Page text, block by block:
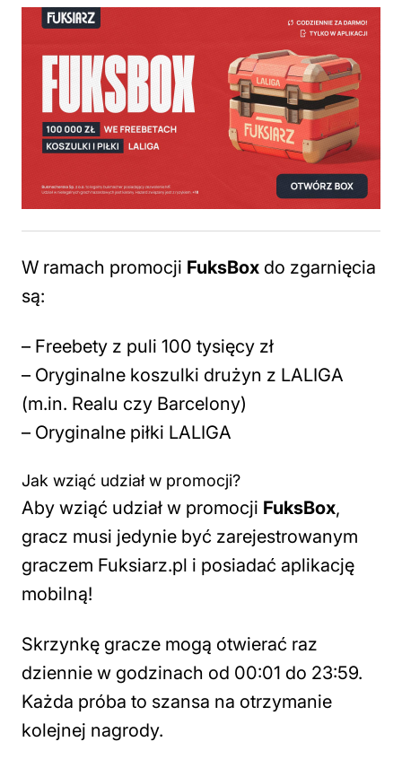
W ramach promocji FuksBox do zgarnięcia
są:
– Freebety z puli 100 tysięcy zł
– Oryginalne koszulki drużyn z LALIGA
(m.in. Realu czy Barcelony)
– Oryginalne piłki LALIGA
Jak wziąć udział w promocji?
Aby wziąć udział w promocji FuksBox,
gracz musi jedynie być zarejestrowanym
graczem Fuksiarz.pl i posiadać aplikację
mobilną!
Skrzynkę gracze mogą otwierać raz
dziennie w godzinach od 00:01 do 23:59.
Każda próba to szansa na otrzymanie
kolejnej nagrody.